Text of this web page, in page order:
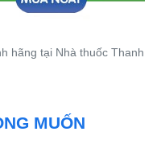
hãng tại Nhà thuốc Thanh
MUỐN